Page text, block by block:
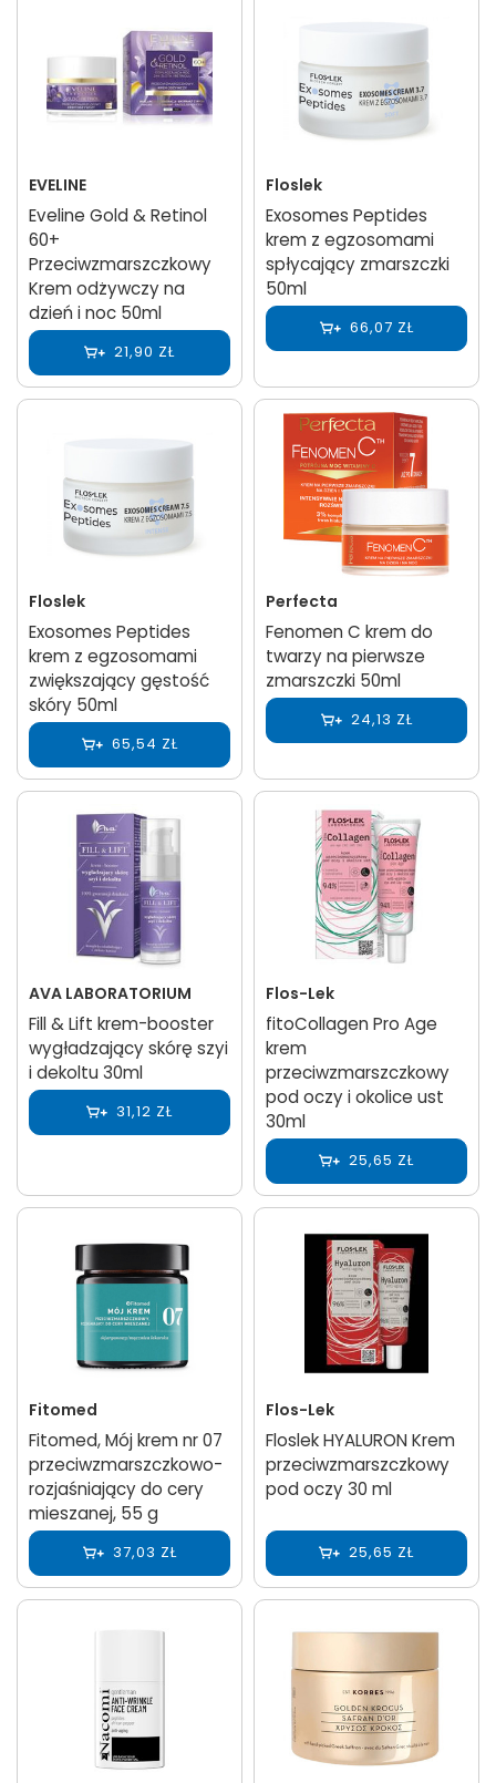
EVELINE
Eveline Gold & Retinol
60+
Przeciwzmarszczkowy
Krem odżywczy na
dzień i noc 50ml
21,90 ZŁ
Floslek
Exosomes Peptides
krem z egzosomami
spłycający zmarszczki
50ml
66,07 ZŁ
Floslek
Exosomes Peptides
krem z egzosomami
zwiększający gęstość
skóry 50ml
65,54 ZŁ
Perfecta
Fenomen C krem do
twarzy na pierwsze
zmarszczki 50ml
24,13 ZŁ
AVA LABORATORIUM
Fill & Lift krem-booster
wygładzający skórę szyi
i dekoltu 30ml
31,12 ZŁ
Flos-Lek
fitoCollagen Pro Age
krem
przeciwzmarszczkowy
pod oczy i okolice ust
30ml
25,65 ZŁ
Fitomed
Fitomed, Mój krem nr 07
przeciwzmarszczkowo-
rozjaśniający do cery
mieszanej, 55 g
37,03 ZŁ
Flos-Lek
Floslek HYALURON Krem
przeciwzmarszczkowy
pod oczy 30 ml
25,65 ZŁ